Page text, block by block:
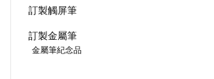
訂製觸屏筆
訂製金屬筆
金屬筆紀念品